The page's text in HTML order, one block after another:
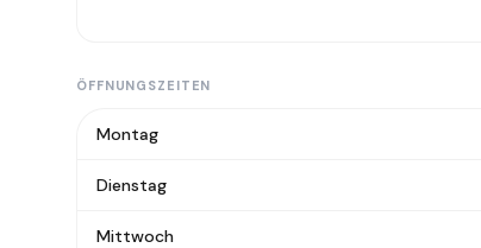
ÖFFNUNGSZEITEN
Montag
Dienstag
Mittwoch